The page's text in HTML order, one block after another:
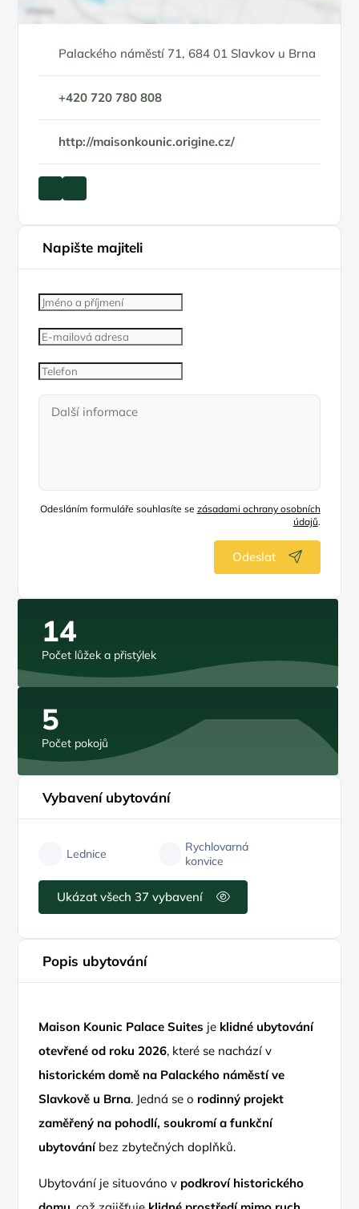
Palackého náměstí 71, 684 01 Slavkov u Brna
+420 720 780 808
http://maisonkounic.origine.cz/
Napište majiteli
Odesláním formuláře souhlasíte se zásadami ochrany osobních
údajů.
Odeslat
14
Počet lůžek a přistýlek
5
Počet pokojů
Vybavení ubytování
Lednice
Rychlovarná
konvice
Ukázat všech 37 vybavení
Popis ubytování
Maison Kounic Palace Suites je klidné ubytování
otevřené od roku 2026, které se nachází v
historickém domě na Palackého náměstí ve
Slavkově u Brna. Jedná se o rodinný projekt
zaměřený na pohodlí, soukromí a funkční
ubytováníbez zbytečných doplňků.
Ubytování je situováno v podkroví historického